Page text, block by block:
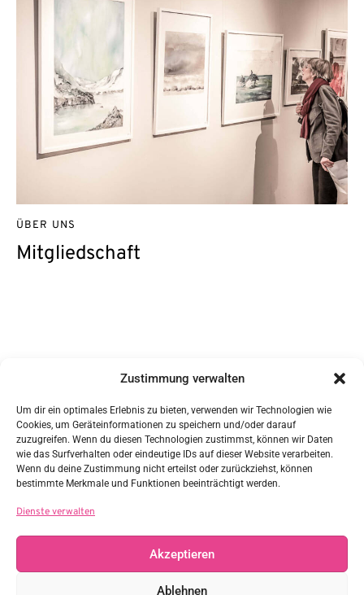
Zustimmung verwalten
Um dir ein optimales Erlebnis zu bieten, verwenden wir Technologien wie
Cookies, um Geräteinformationen zu speichern und/oder darauf
zuzugreifen. Wenn du diesen Technologien zustimmst, können wir Daten
wie das Surfverhalten oder eindeutige IDs auf dieser Website verarbeiten.
Wenn du deine Zustimmung nicht erteilst oder zurückziehst, können
bestimmte Merkmale und Funktionen beeinträchtigt werden.
Dienste verwalten
Akzeptieren
Ablehnen
Mitgliedschaft
ÜBER UNS
Nr. 1 1/5
85617 Steinkirchen
Vertreten durch:
Sabine Ziegler
sabine.ziegler@daggws.de
Steuernummer: 114/107/60098
Links